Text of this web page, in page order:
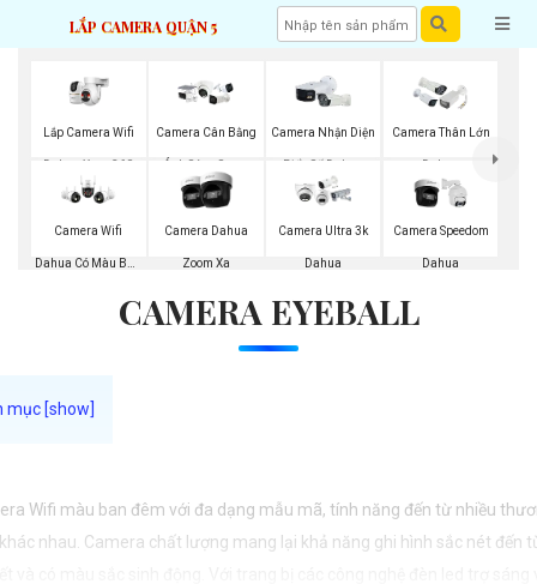
LẮP CAMERA QUẬN 5
Lắp Camera Wifi
Dahua Xoay 360
Camera Cân Bằng
Ánh Sáng Super
Adapt
Camera Nhận Diện
Biển Số Dahua
Camera Thân Lớn
Dahua
Camera Wifi
Dahua Có Màu Ban
Camera Dahua
Zoom Xa
Camera Ultra 3k
Dahua
Camera Speedom
Dahua
CAMERA EYEBALL
Wifi màu ban đêm với đa dạng mẫu mã, tính năng đến từ nhiều
nhau. Camera chất lượng mang lại khả năng ghi hình sắc nét đến